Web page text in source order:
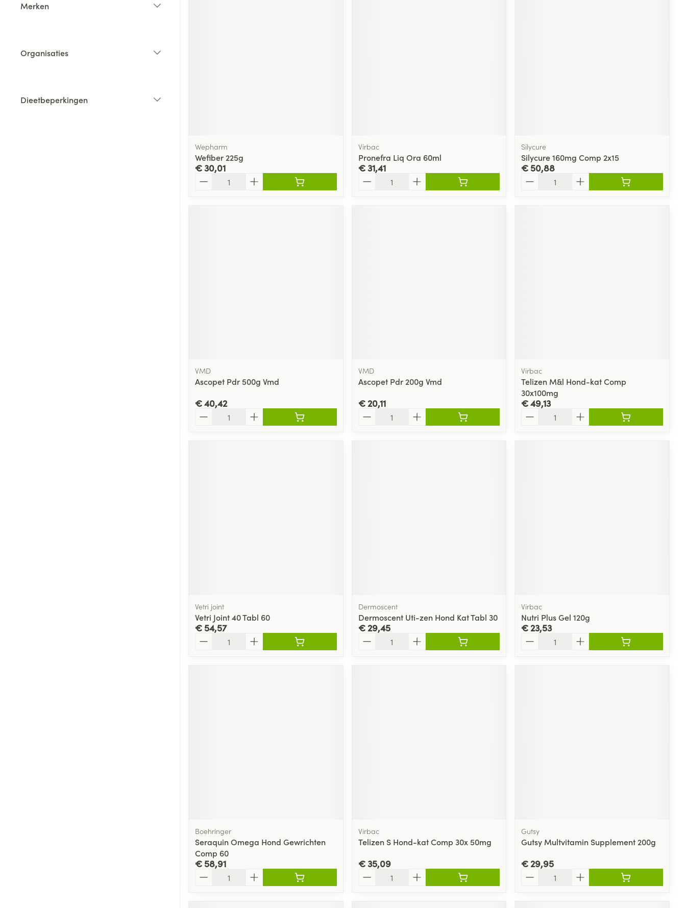
Merken
Organisaties
Dieetbeperkingen
Wepharm
Wefiber 225g
€ 30,01
Virbac
Pronefra Liq Ora 60ml
€ 31,41
Silycure
Silycure 160mg Comp 2x15
€ 50,88
VMD
Ascopet Pdr 500g Vmd
€ 40,42
VMD
Ascopet Pdr 200g Vmd
€ 20,11
Virbac
Telizen M&l Hond-kat Comp
30x100mg
€ 49,13
Vetri joint
Vetri Joint 40 Tabl 60
€ 54,57
Dermoscent
Dermoscent Uti-zen Hond Kat Tabl 30
€ 29,45
Virbac
Nutri Plus Gel 120g
€ 23,53
Boehringer
Seraquin Omega Hond Gewrichten
Comp 60
€ 58,91
Virbac
Telizen S Hond-kat Comp 30x 50mg
€ 35,09
Gutsy
Gutsy Multvitamin Supplement 200g
€ 29,95